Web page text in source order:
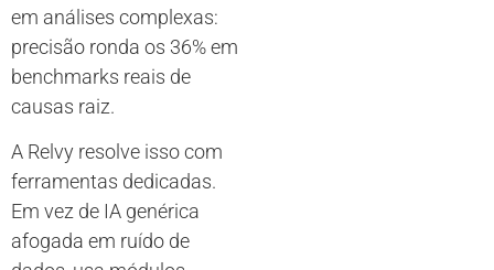
em análises complexas:
precisão ronda os 36% em
benchmarks reais de
causas raiz.
A Relvy resolve isso com
ferramentas dedicadas.
Em vez de IA genérica
afogada em ruído de